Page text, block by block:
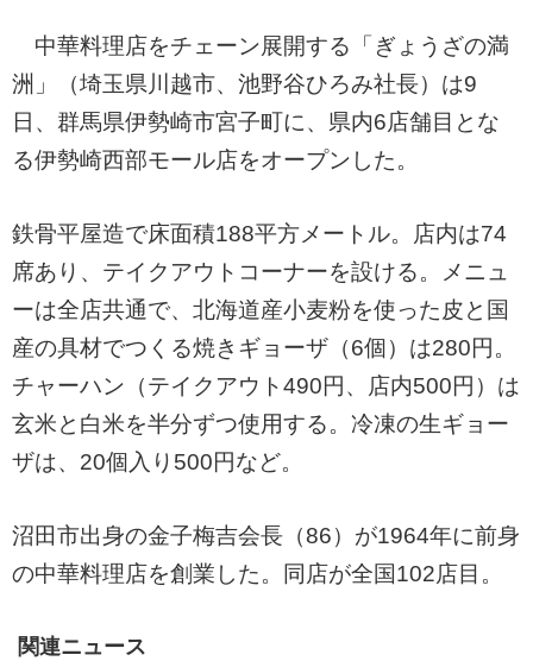
中華料理店をチェーン展開する「ぎょうざの満
洲」（埼玉県川越市、池野谷ひろみ社長）は9
日、群馬県伊勢崎市宮子町に、県内6店舗目とな
る伊勢崎西部モール店をオープンした。
鉄骨平屋造で床面積188平方メートル。店内は74
席あり、テイクアウトコーナーを設ける。メニュ
ーは全店共通で、北海道産小麦粉を使った皮と国
産の具材でつくる焼きギョーザ（6個）は280円。
チャーハン（テイクアウト490円、店内500円）は
玄米と白米を半分ずつ使用する。冷凍の生ギョー
ザは、20個入り500円など。
沼田市出身の金子梅吉会長（86）が1964年に前身
の中華料理店を創業した。同店が全国102店目。
関連ニュース